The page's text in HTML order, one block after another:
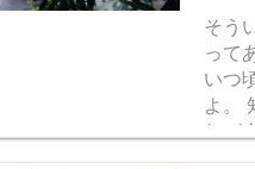
そう
ってあ
いつ
よ。 知っている人も多いかもしれませんね。 そ
れが
でし